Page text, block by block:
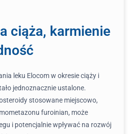
ciąża, karmienie
leku Elocom w okresie ciąży i
jednoznacznie ustalone.
stosowane miejscowo,
furoinian, może
i potencjalnie wpływać na rozwój